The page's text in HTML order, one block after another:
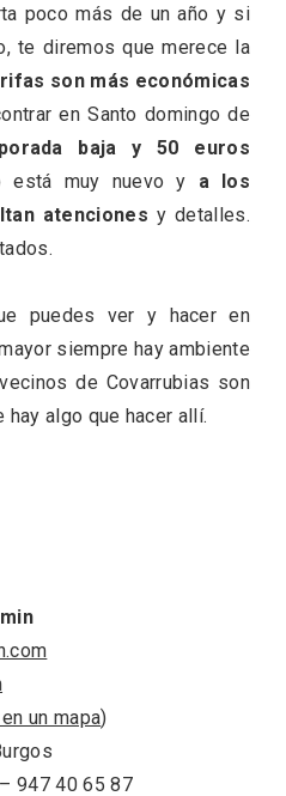
poco más de un año y si
te diremos que merece la
son más económicas
en Santo domingo de
baja y 50 euros
está muy nuevo y a los
atenciones y detalles.
puedes ver y hacer en
siempre hay ambiente
de Covarrubias son
algo que hacer allí.
un mapa)
947 40 65 87
la Bodega Museo
Valladolid